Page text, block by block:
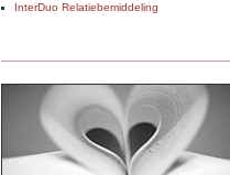
InterDuo Relatiebemiddeling